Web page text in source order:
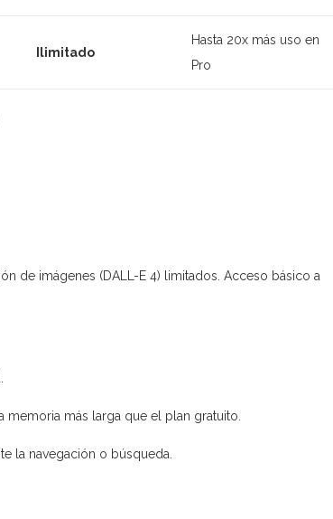
Ilimitado
Hasta 20x más uso en
Pro
de imágenes (DALL-E 4) limitados. Acceso básico a
memoria más larga que el plan gratuito.
la navegación o búsqueda.